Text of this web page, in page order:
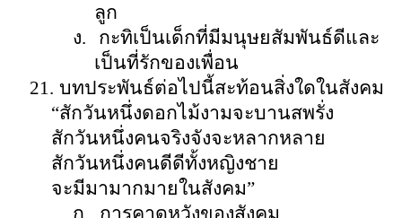
ลูก
ง.
กะทิเป็นเด็กที่มีมนุษยสัมพันธ์ดีและ
เป็นที่รักของเพื่อน
21. บทประพันธ์ต่อไปนี้สะท้อนสิ่งใดในสังคม
“สักวันหนึ่งดอกไม้งามจะบานสพรั่ง
สักวันหนึ่งคนจริงจังจะหลากหลาย
สักวันหนึ่งคนดีดีทั้งหญิงชาย
จะมีมามากมายในสังคม”